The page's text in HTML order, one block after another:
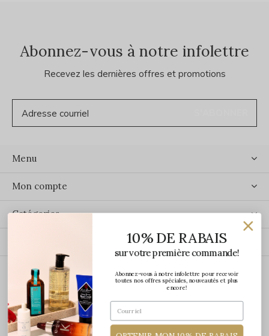
Abonnez-vous à notre infolettre
Recevez les dernières offres et promotions
Menu
Mon compte
Catégories
ÉCRIVEZ-NOUS
10% DE RABAIS
sur votre première commande!
Abonnez-vous à notre infolettre pour recevoir
toutes nos offres spéciales, nouveautés et plus
encore!